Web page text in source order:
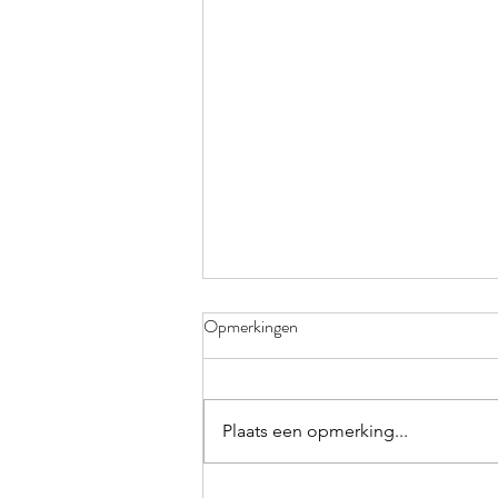
KLEURRIJK
Verdorie toch, weer vergeten!
volgende keer mijn knijper en
Opmerkingen
Plaats een opmerking...